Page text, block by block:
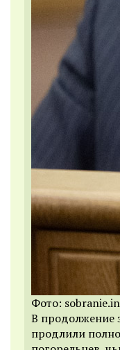
Фото:
В продолжение
продлили